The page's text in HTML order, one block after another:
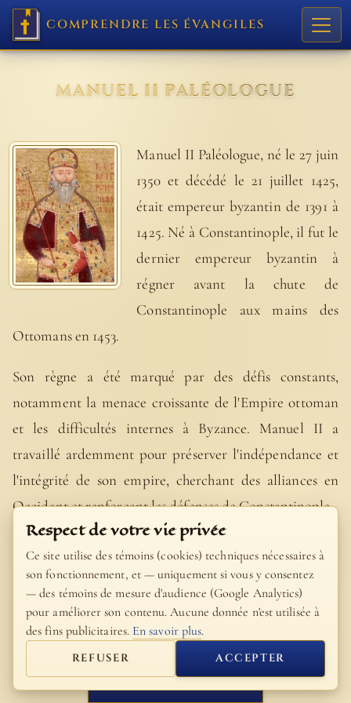
COMPRENDRE LES ÉVANGILES
MANUEL II PALÉOLOGUE
Manuel II Paléologue, né le 27 juin
1350 et décédé le 21 juillet 1425,
était empereur byzantin de 1391 à
1425. Né à Constantinople, il fut le
dernier empereur byzantin à
régner avant la chute de
Constantinople aux mains des
Ottomans en 1453.
Son règne a été marqué par des défis constants,
notamment la menace croissante de l'Empire ottoman
et les difficultés internes à Byzance. Manuel II a
travaillé ardemment pour préserver l'indépendance et
l'intégrité de son empire, cherchant des alliances en
Occident et renforçant les défenses de Constantinople.
Au-delà de ses exploits militaires et diplomatiques,
Manuel II était également un intellectuel et un érudit. Il
a encouragé la renaissance des études classiques et
chrétiennes, contribuant à la préservation du savoir
byzantin. Ses écrits théologiques et philosophiques
témoignent de sa profonde érudition et de son intérêt
FERMER
Respect de votre vie privée
Ce site utilise des témoins (cookies) techniques nécessaires à
son fonctionnement, et — uniquement si vous y consentez
— des témoins de mesure d'audience (Google Analytics)
pour améliorer son contenu. Aucune donnée n'est utilisée à
des fins publicitaires. En savoir plus.
REFUSER ACCEPTER